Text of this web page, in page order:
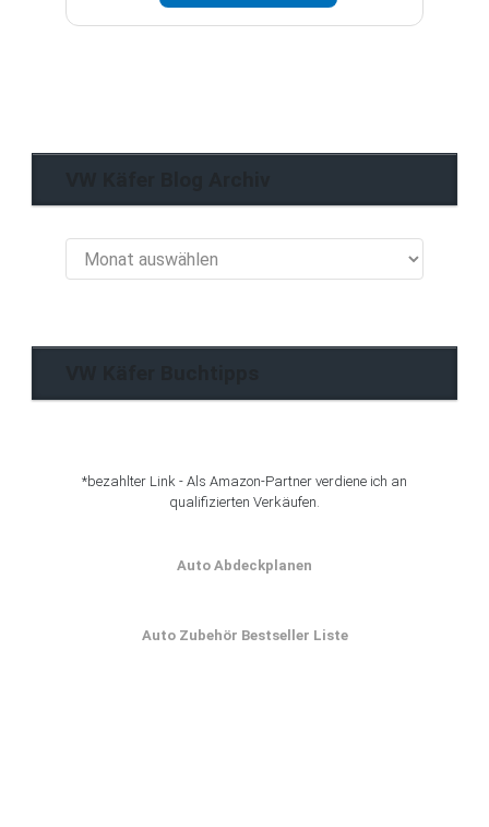
Käfer
*bezahlter Link - Als Amazon-Partner verdiene ich an
qualifizierten Verkäufen.
Auto Abdeckplanen
Auto Zubehör Bestseller Liste